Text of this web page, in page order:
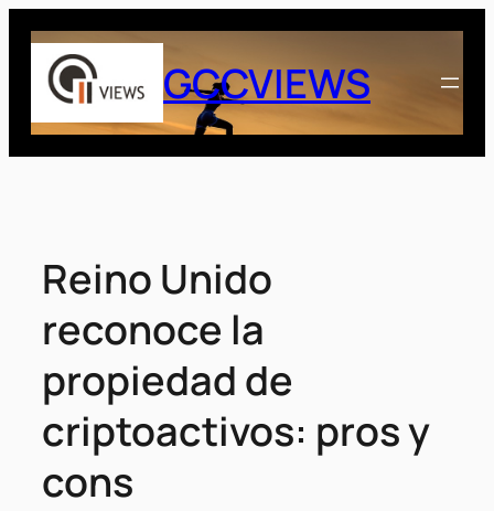
Saltar
contenido
GCCVIEWS
Reino Unido
reconoce la
propiedad de
criptoactivos: pros y
cons